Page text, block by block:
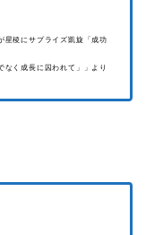
星稜にサプライズ凱旋「成功
なく成長に囚われて」」より